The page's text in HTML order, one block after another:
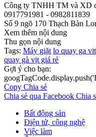
Công ty TNHH TM và XD
0917791981 - 0982811839
Số 9 ngõ 170 Thạch Bàn
Xem thêm nội dung
Thu gọn nội dung
Tags: Máy giặt lo quay ga vit
quay gà vịt giá rẻ
Gợi ý cho bạn:
Copy Chia sẻ
Chia sẻ qua Facebook Chia
Bất động sản
Điện tử, công nghệ
Việc làm